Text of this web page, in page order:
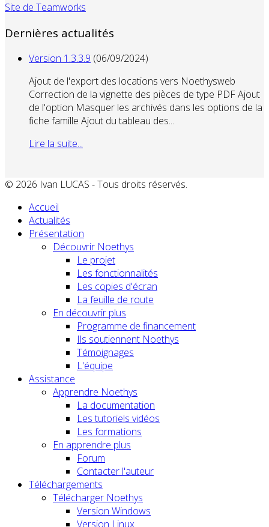
Site de Teamworks
Dernières actualités
Version 1.3.3.9 (06/09/2024)
Ajout de l'export des locations vers Noethysweb
Correction de la vignette des pièces de type PDF Ajout
de l'option Masquer les archivés dans les options de la
fiche famille Ajout du tableau des...
Lire la suite...
© 2026 Ivan LUCAS - Tous droits réservés.
Accueil
Actualités
Présentation
Découvrir Noethys
Le projet
Les fonctionnalités
Les copies d'écran
La feuille de route
En découvrir plus
Programme de financement
Ils soutiennent Noethys
Témoignages
L'équipe
Assistance
Apprendre Noethys
La documentation
Les tutoriels vidéos
Les formations
En apprendre plus
Forum
Contacter l'auteur
Téléchargements
Télécharger Noethys
Version Windows
Version Linux